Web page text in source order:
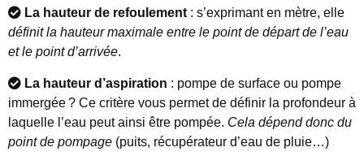
La hauteur de refoulement : s’exprimant en mètre, elle
définit la hauteur maximale entre le point de départ de l’eau
et le point d’arrivée.
La hauteur d’aspiration : pompe de surface ou pompe
immergée ? Ce critère vous permet de définir la profondeur à
laquelle l’eau peut ainsi être pompée. Cela dépend donc du
point de pompage (puits, récupérateur d’eau de pluie…)